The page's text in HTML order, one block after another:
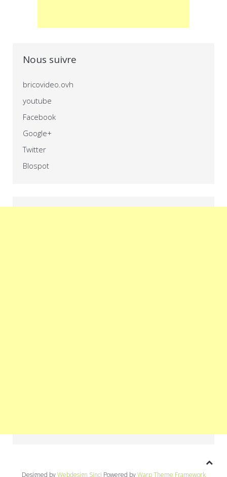
Nous suivre
bricovideo.ovh
youtube
Facebook
Google+
Twitter
Blospot
Designed byWebdesign Sinci Powered byWarp Theme Framework